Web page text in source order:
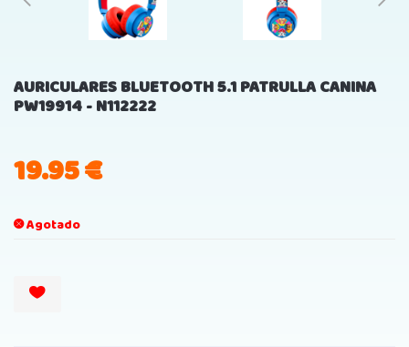
AURICULARES BLUETOOTH 5.1 PATRULLA CANINA
PW19914 - N112222
19.95€
Agotado